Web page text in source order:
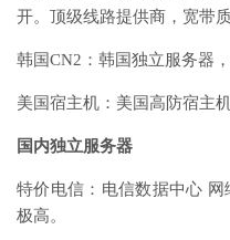
开。顶级线路提供商，宽带质
韩国CN2：韩国独立服务器
美国宿主机：美国高防宿主
国内独立服务器
特价电信：电信数据中心
极高。